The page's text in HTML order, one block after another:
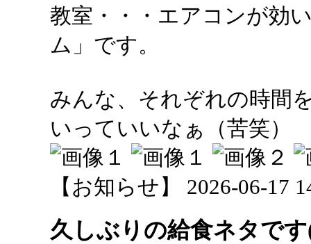
教室・・・エアコンが効
ム」です。
みんな、それぞれの時間
いっていいなぁ（苦笑）
【お知らせ】 2026-06-17
久しぶりの給食ネタで